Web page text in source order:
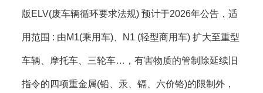
版ELV(废车辆循环要求法规) 预计于2026年公告，适
用范围 : 由M1(乘用车)、N1 (轻型商用车) 扩大至重型
车辆、摩托车、三轮车…，有害物质的管制除延续旧
指令的四项重金属(铅、汞、镉、六价铬)的限制外，